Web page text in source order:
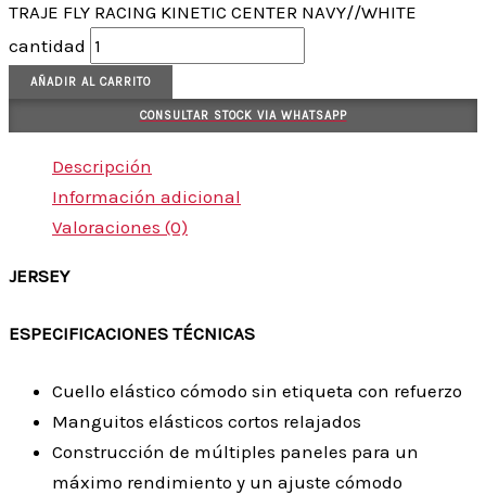
TRAJE FLY RACING KINETIC CENTER NAVY//WHITE
cantidad
AÑADIR AL CARRITO
CONSULTAR STOCK VIA WHATSAPP
Descripción
Información adicional
Valoraciones (0)
JERSEY
ESPECIFICACIONES TÉCNICAS
Cuello elástico cómodo sin etiqueta con refuerzo
Manguitos elásticos cortos relajados
Construcción de múltiples paneles para un
máximo rendimiento y un ajuste cómodo